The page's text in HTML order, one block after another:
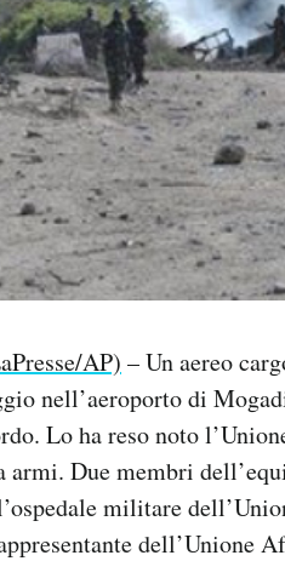
AP) – Un aereo
nell’aeroporto di
Lo ha reso noto
armi. Due membri
militare
dell’Unione